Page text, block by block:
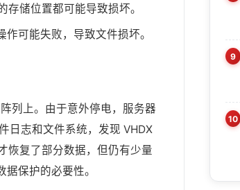
储位置都可能导致损坏。
可能失败，导致文件损坏。
列上。由于意外停电，服务器
日志和文件系统，发现 VHDX
恢复了部分数据，但仍有少量
保护的必要性。
9
10